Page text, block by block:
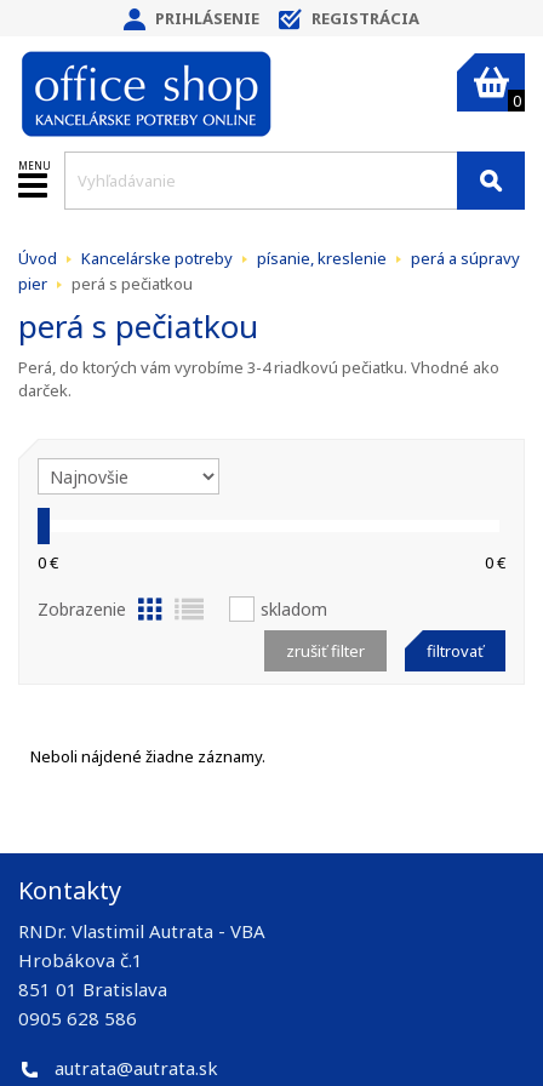
PRIHLÁSENIE REGISTRÁCIA
0
MENU
Úvod Kancelárske potreby písanie, kreslenie
perá a súpravy
pier
perá s pečiatkou
perá s pečiatkou
Perá, do ktorých vám vyrobíme 3-4 riadkovú pečiatku. Vhodné ako
darček.
0 € 0 €
Zobrazenie skladom
filtrovať
zrušiť filter
Neboli nájdené žiadne záznamy.
Kontakty
RNDr. Vlastimil Autrata - VBA
Hrobákova č.1
851 01 Bratislava
0905 628 586
autrata@autrata.sk